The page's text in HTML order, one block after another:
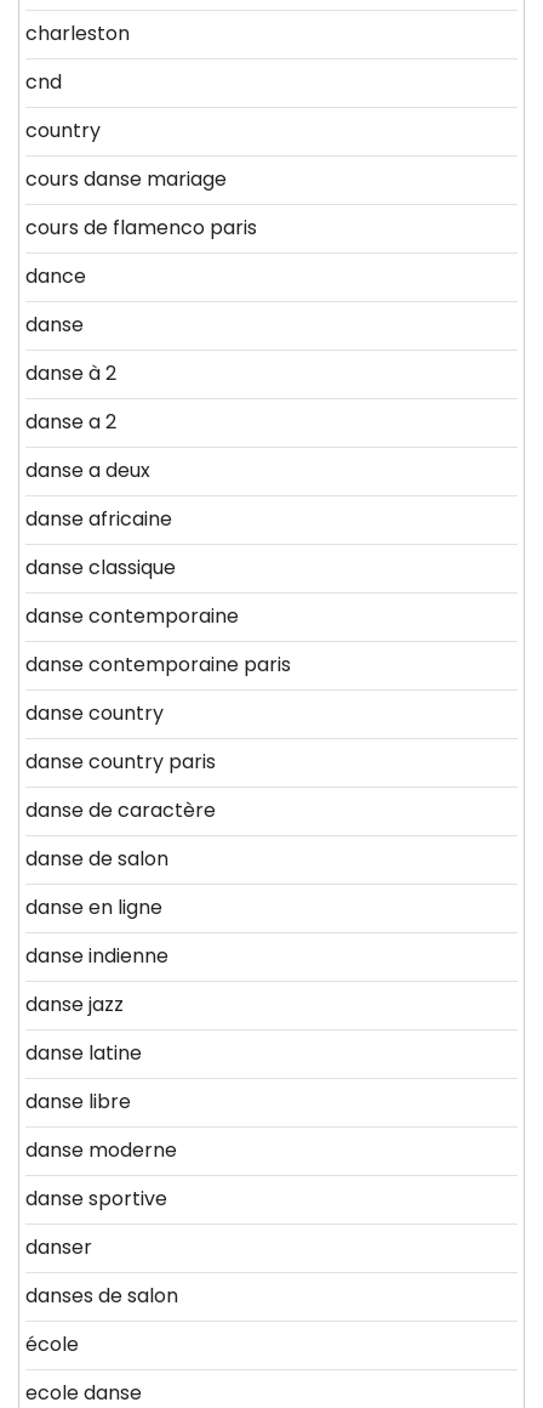
charleston
cnd
country
cours danse mariage
cours de flamenco paris
dance
danse
danse à 2
danse a 2
danse a deux
danse africaine
danse classique
danse contemporaine
danse contemporaine paris
danse country
danse country paris
danse de caractère
danse de salon
danse en ligne
danse indienne
danse jazz
danse latine
danse libre
danse moderne
danse sportive
danser
danses de salon
école
ecole danse